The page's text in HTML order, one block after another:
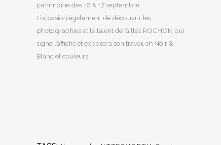
patrimoine des 16 & 17 septembre.
L’occasion également de découvrir les
photographies et le talent de Gilles ROCHON qui
signe l’affiche et exposera son travail en Noir &
Blanc et couleurs.